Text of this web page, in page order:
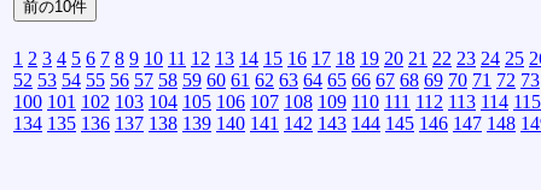
1 2 3 4 5 6 7 8 9 10 11 12 13 14 15 16 17 18 19 20 21 22 23 24 25
52 53 54 55 56 57 58 59 60 61 62 63 64 65 66 67 68 69 70 71 72 73
100 101 102 103 104 105 106 107 108 109 110 111 112 113 114 115
134 135 136 137 138 139 140 141 142 143 144 145 146 147 148